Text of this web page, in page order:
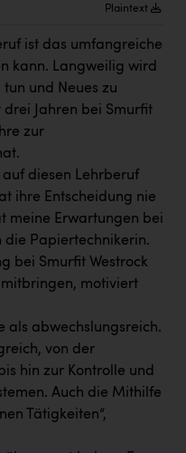
Institute
gmbh
Plaintext
ist das umfangreiche
kann. Langweilig wird
und Neues zu
drei Jahren bei Smurfit
zur
diesen Lehrberuf
ihre Entscheidung nie
meine Erwartungen bei
die Papiertechnikerin.
bei Smurfit Westrock
motiviert
als abwechslungsreich.
von der
hin zur Kontrolle und
Auch die Mithilfe
Tätigkeiten“,